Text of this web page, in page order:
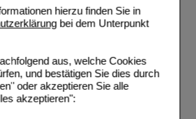
hierzu finden Sie in
bei dem Unterpunkt
aus, welche Cookies
und bestätigen Sie dies durch
oder akzeptieren Sie alle
akzeptieren":